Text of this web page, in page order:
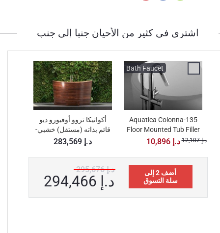
اشترى في كثير من الأحيان جنبا إلى جنب
أكواتيكا تروو أوفيورو ديو
قائم بذاته (مستقل) خشبي-
حوض أستحمام ياباني
283,569 د.إ
Bath Faucet
Aquatica Colonna-135
Floor Mounted Tub Filler
– Chrome
10,896 د.إ 12,107 د.إ
295,676 د.إ
294,466 د.إ
أضف 2 إلى
سلة التسوق